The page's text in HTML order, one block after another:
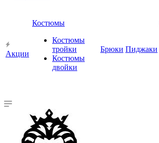
Акции
Костюмы
Костюмы
тройки
Костюмы
двойки
Брюки Пиджаки